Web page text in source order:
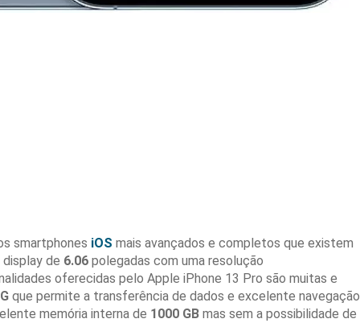
smartphones iOS mais avançados e completos que existem
de 6.06 polegadas com uma resolução
oferecidas pelo Apple iPhone 13 Pro são muitas e
que permite a transferência de dados e excelente navegação
memória interna de 1000 GB mas sem a possibilidade de